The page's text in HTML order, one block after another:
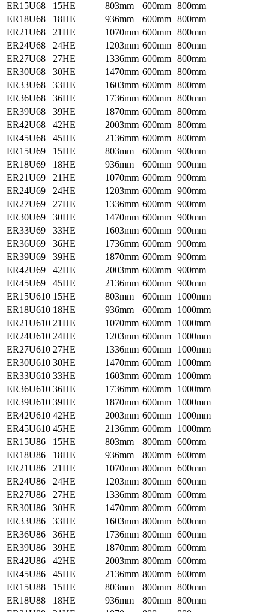
ER15U68
15HE 803mm 600mm 800mm
ER18U68
18HE 936mm 600mm 800mm
ER21U68
21HE 1070mm 600mm 800mm
ER24U68
24HE 1203mm 600mm 800mm
ER27U68
27HE 1336mm 600mm 800mm
ER30U68
30HE 1470mm 600mm 800mm
ER33U68
33HE 1603mm 600mm 800mm
ER36U68
36HE 1736mm 600mm 800mm
ER39U68
39HE 1870mm 600mm 800mm
ER42U68
42HE 2003mm 600mm 800mm
ER45U68
45HE 2136mm 600mm 800mm
ER15U69
15HE 803mm 600mm 900mm
ER18U69
18HE 936mm 600mm 900mm
ER21U69
21HE 1070mm 600mm 900mm
ER24U69
24HE 1203mm 600mm 900mm
ER27U69
27HE 1336mm 600mm 900mm
ER30U69
30HE 1470mm 600mm 900mm
ER33U69
33HE 1603mm 600mm 900mm
ER36U69
36HE 1736mm 600mm 900mm
ER39U69
39HE 1870mm 600mm 900mm
ER42U69
42HE 2003mm 600mm 900mm
ER45U69
45HE 2136mm 600mm 900mm
ER15U610 15HE 803mm 600mm
1000mm
ER18U610 18HE 936mm 600mm
1000mm
ER21U610 21HE 1070mm 600mm
1000mm
ER24U610 24HE 1203mm 600mm
1000mm
ER27U610 27HE 1336mm 600mm
1000mm
ER30U610 30HE 1470mm 600mm
1000mm
ER33U610 33HE 1603mm 600mm
1000mm
ER36U610 36HE 1736mm 600mm
1000mm
ER39U610 39HE 1870mm 600mm
1000mm
ER42U610 42HE 2003mm 600mm
1000mm
ER45U610 45HE 2136mm 600mm
1000mm
ER15U86
15HE 803mm 800mm 600mm
ER18U86
18HE 936mm 800mm 600mm
ER21U86
21HE 1070mm 800mm 600mm
ER24U86
24HE 1203mm 800mm 600mm
ER27U86
27HE 1336mm 800mm 600mm
ER30U86
30HE 1470mm 800mm 600mm
ER33U86
33HE 1603mm 800mm 600mm
ER36U86
36HE 1736mm 800mm 600mm
ER39U86
39HE 1870mm 800mm 600mm
ER42U86
42HE 2003mm 800mm 600mm
ER45U86
45HE 2136mm 800mm 600mm
ER15U88
15HE 803mm 800mm 800mm
ER18U88
18HE 936mm 800mm 800mm